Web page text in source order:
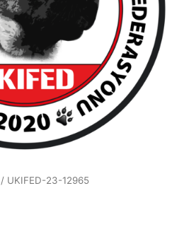
/ UKIFED-23-12965